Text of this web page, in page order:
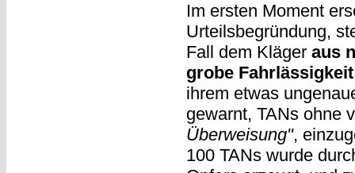
Im ersten Moment
Urteilsbegründung,
Fall dem Kläger aus
grobe Fahrlässigkeit
ihrem etwas
gewarnt, TANs ohne
Überweisung",
100 TANs wurde